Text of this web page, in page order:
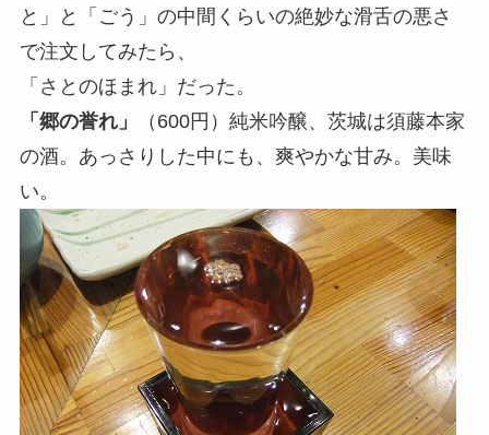
と」と「ごう」の中間くらいの絶妙な滑舌の悪さ
で注文してみたら、
「さとのほまれ」だった。
「郷の誉れ」
（600円）純米吟醸、茨城は須藤本家
の酒。あっさりした中にも、爽やかな甘み。美味
い。